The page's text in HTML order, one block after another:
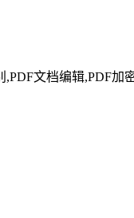
文档编辑,PDF加